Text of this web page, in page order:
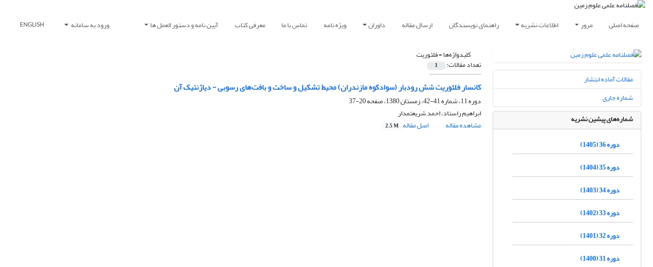
صفحه اصلی مرور اطلاعات نشریه راهنمای نویسندگان ارسال مقاله داوران ویژه نامه تماس با ما معرفی کتاب آیین نامه و دستور العمل ها ورود به سامانه ENGLISH
کلیدواژه‌ها =فلئوریت
تعداد مقالات: 1
کانسار فلئوریت شش رودبار (سوادکوه مازندران) محیط تشکیل و ساخت و بافت‌های رسوبی - دیاژنتیک آن
دوره 11، شماره 41-42، زمستان 1380، صفحه
20-37
ابراهیم راستاد، احمد شریعتمدار
مشاهده مقاله
اصل مقاله 2.5 M
مقالات آماده انتشار
شماره جاری
شماره‌های پیشین نشریه
دوره 36 (1405)
دوره 35 (1404)
دوره 34 (1403)
دوره 33 (1402)
دوره 32 (1401)
دوره 31 (1400)